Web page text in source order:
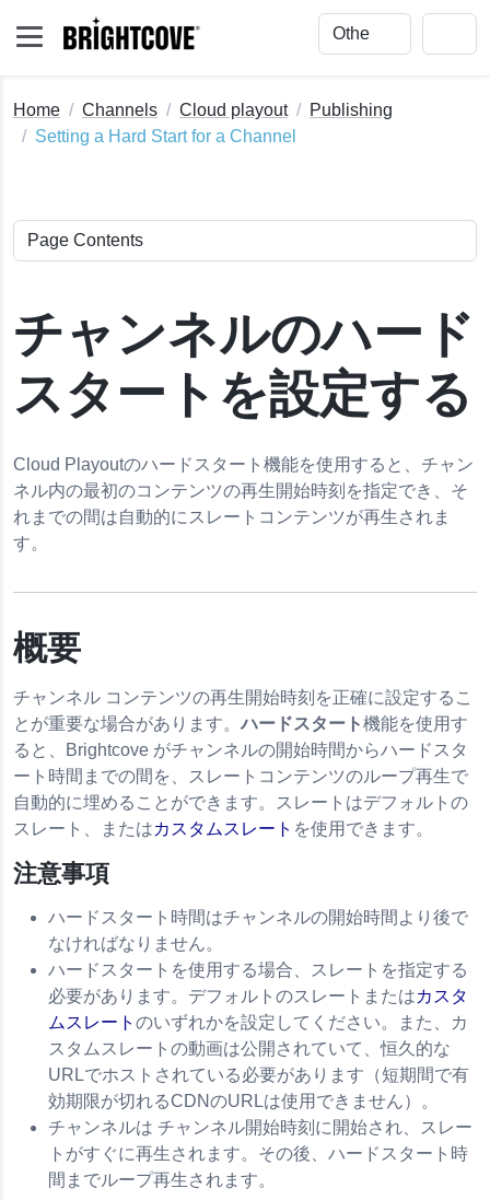
Embed Code
and Analytics
Home Channels Cloud playout
Publishing
Setting a Hard Start for a Channel
チャンネルのハード
スタートを設定する
Cloud Playoutのハードスタート機能を使用すると、チャン
ネル内の最初のコンテンツの再生開始時刻を指定でき、そ
れまでの間は自動的にスレートコンテンツが再生されま
す。
概要
チャンネル コンテンツの再生開始時刻を正確に設定するこ
とが重要な場合があります。ハードスタート機能を使用す
ると、Brightcove がチャンネルの開始時間からハードスタ
ート時間までの間を、スレートコンテンツのループ再生で
自動的に埋めることができます。スレートはデフォルトの
スレート、またはカスタムスレート を使用できます。
注意事項
ハードスタート時間はチャンネルの開始時間より後で
なければなりません。
ハードスタートを使用する場合、スレートを指定する
必要があります。デフォルトのスレートまたはカスタ
ムスレート のいずれかを設定してください。また、カ
スタムスレートの動画は公開されていて、恒久的な
URLでホストされている必要があります（短期間で有
効期限が切れるCDNのURLは使用できません）。
チャンネルは チャンネル開始時刻に開始され、スレー
トがすぐに再生されます。その後、ハードスタート時
間までループ再生されます。